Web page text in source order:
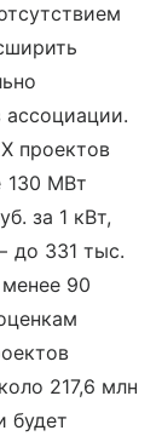
ассоциации.
проектов
130 МВт
за 1 кВт,
331 тыс.
90
217,6 млн
будет